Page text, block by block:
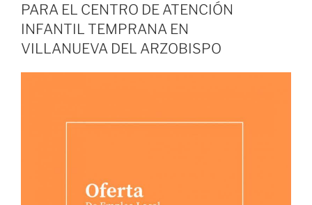
PARA EL CENTRO DE ATENCIÓN
INFANTIL TEMPRANA EN
VILLANUEVA DEL ARZOBISPO